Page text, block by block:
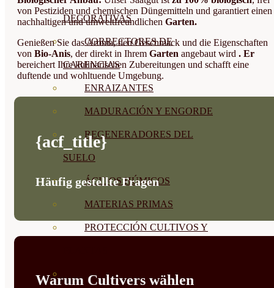
DECORATIVAS
CORRECTORES DE
CARENCIAS
ENRAIZANTES
MADURACIÓN Y ENGORDE
REGENERADORES DEL
SUELO
ÁCIDOS HÚMICOS
MATERIAS PRIMAS
PROTECCIÓN CULTIVOS Y
PLANTAS INTERIOR
von Pestiziden und chemischen Düngemitteln und garantiert einen
nachhaltigen und umweltfreundlichen Garten.
Genießen Sie das Aroma, den Geschmack und die Eigenschaften
von Bio-Anis, der direkt in Ihrem Garten angebaut wird . Er
bereichert Ihre kulinarischen Zubereitungen und schafft eine
duftende und wohltuende Umgebung.
{acf_title}
Häufig gestellte Fragen
Warum Cultivers wählen